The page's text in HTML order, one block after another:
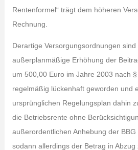
Rentenformel“ trägt dem höheren
Rechnung.
Derartige Versorgungsordnungen sind
außerplanmäßige Erhöhung der
um 500,00 Euro im Jahre 2003 nach
regelmäßig lückenhaft geworden und
ursprünglichen Regelungsplan dahin
die Betriebsrente ohne
außerordentlichen Anhebung der
sodann allerdings der Betrag in